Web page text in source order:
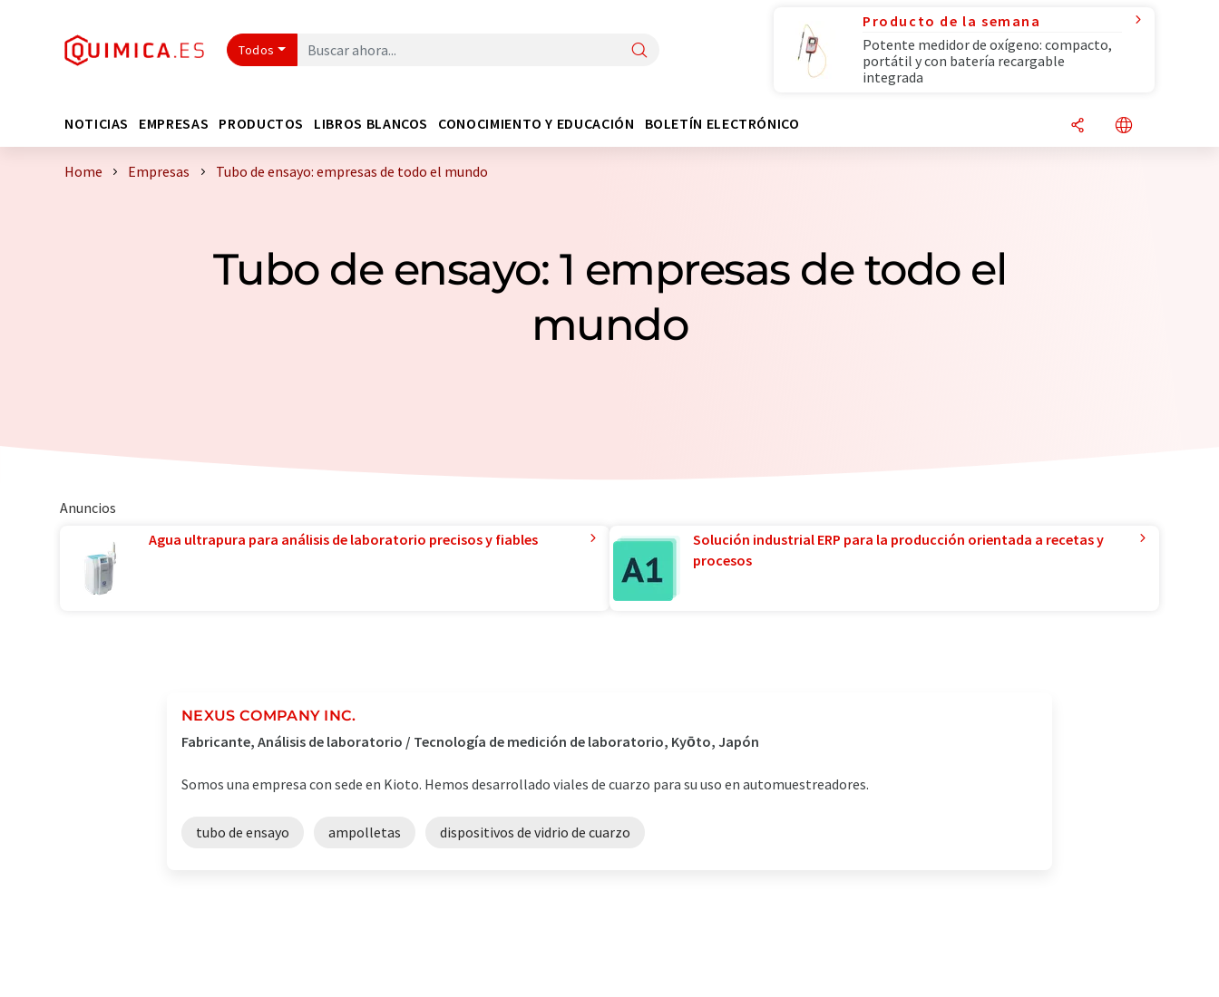
Todos
Producto de la semana
Potente medidor de oxígeno: compacto,
portátil y con batería recargable
integrada
NOTICIAS EMPRESAS PRODUCTOS LIBROS BLANCOS CONOCIMIENTO Y EDUCACIÓN BOLETÍN ELECTRÓNICO
Home Empresas Tubo de ensayo: empresas de todo el mundo
Tubo de ensayo: 1 empresas de todo el
mundo
Anuncios
Agua ultrapura para análisis de laboratorio precisos y fiables
Solución industrial ERP para la producción orientada a recetas y
procesos
NEXUS COMPANY INC.
Fabricante, Análisis de laboratorio / Tecnología de medición de laboratorio, Kyōto, Japón
Somos una empresa con sede en Kioto. Hemos desarrollado viales de cuarzo para su uso en automuestreadores.
tubo de ensayo ampolletas dispositivos de vidrio de cuarzo